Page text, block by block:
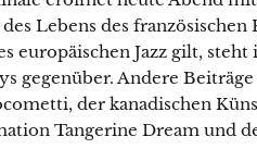
Lebens des
europäischen Jazz gilt,
gegenüber. Andere
der kanadischen
Tangerine Dream und